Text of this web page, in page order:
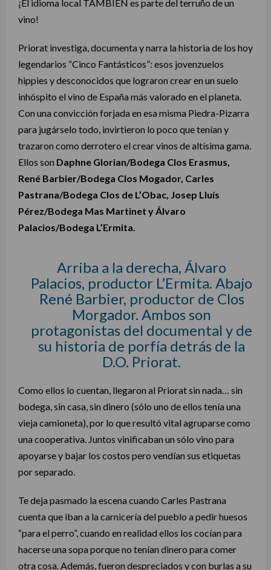
¡El idioma local TAMBIÉN es parte del terruño de un
vino!
Priorat investiga, documenta y narra la historia de los hoy
legendarios “Cinco Fantásticos”: esos jovenzuelos
hippies y desconocidos que lograron crear en un suelo
inhóspito el vino de España más valorado en el planeta.
Con una convicción forjada en esa misma Piedra-Pizarra
para jugárselo todo, invirtieron lo poco que tenían y
trazaron como derrotero el crear vinos de altísima gama.
Ellos son Daphne Glorian/Bodega Clos Erasmus,
René Barbier/Bodega Clos Mogador, Carles
Pastrana/Bodega Clos de L’Obac, Josep Lluís
Pérez/Bodega Mas Martinet y Álvaro
Palacios/Bodega L’Ermita.
Arriba a la derecha, Álvaro
Palacios, productor L’Ermita. Abajo
René Barbier, productor de Clos
Morgador. Ambos son
protagonistas del documental y de
su historia de porfía detrás de la
D.O. Priorat.
Como ellos lo cuentan, llegaron al Priorat sin nada… sin
bodega, sin casa, sin dinero (sólo uno de ellos tenía una
vieja camioneta), por lo que resultó vital agruparse como
una cooperativa. Juntos vinificaban un sólo vino para
apoyarse y bajar los costos pero vendían sus etiquetas
por separado.
Te deja pasmado la escena cuando Carles Pastrana
cuenta que iban a la carnicería del pueblo a pedir huesos
“para el perro”, cuando en realidad ellos los cocían para
hacerse una sopa porque no tenían dinero para comer
otra cosa. Además, fueron despreciados y con burlas a su